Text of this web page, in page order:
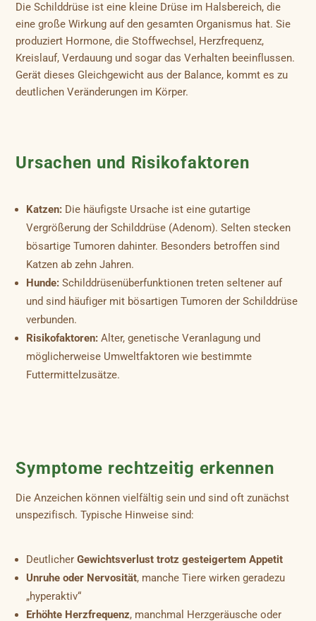
Die Schilddrüse ist eine kleine Drüse im Halsbereich, die
eine große Wirkung auf den gesamten Organismus hat. Sie
produziert Hormone, die Stoffwechsel, Herzfrequenz,
Kreislauf, Verdauung und sogar das Verhalten beeinflussen.
Gerät dieses Gleichgewicht aus der Balance, kommt es zu
deutlichen Veränderungen im Körper.
Ursachen und Risikofaktoren
Katzen: Die häufigste Ursache ist eine gutartige
Vergrößerung der Schilddrüse (Adenom). Selten stecken
bösartige Tumoren dahinter. Besonders betroffen sind
Katzen ab zehn Jahren.
Hunde: Schilddrüsenüberfunktionen treten seltener auf
und sind häufiger mit bösartigen Tumoren der Schilddrüse
verbunden.
Risikofaktoren: Alter, genetische Veranlagung und
möglicherweise Umweltfaktoren wie bestimmte
Futtermittelzusätze.
Symptome rechtzeitig erkennen
Die Anzeichen können vielfältig sein und sind oft zunächst
unspezifisch. Typische Hinweise sind:
DeutlicherGewichtsverlust trotz gesteigertem Appetit
Unruhe oder Nervosität, manche Tiere wirken geradezu
„hyperaktiv“
Erhöhte Herzfrequenz, manchmal Herzgeräusche oder